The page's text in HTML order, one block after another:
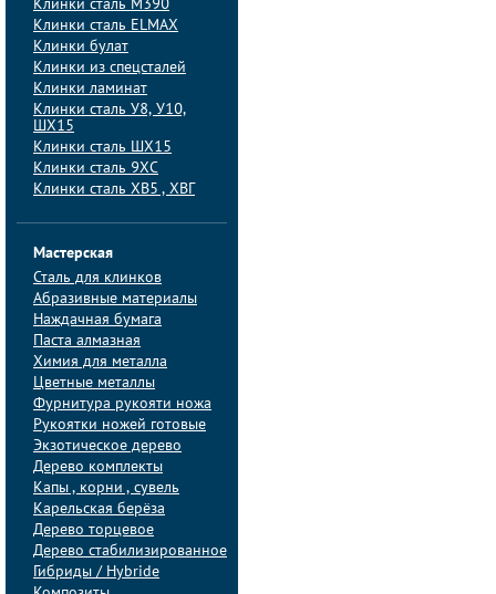
Клинки сталь M390
Клинки сталь ELMAX
Клинки булат
Клинки из спецсталей
Клинки ламинат
Клинки сталь У8, У10,
ШХ15
Клинки сталь ШХ15
Клинки сталь 9ХС
Клинки сталь ХВ5 , ХВГ
Мастерская
Сталь для клинков
Абразивные материалы
Наждачная бумага
Паста алмазная
Химия для металла
Цветные металлы
Фурнитура рукояти ножа
Рукоятки ножей готовые
Экзотическое дерево
Дерево комплекты
Капы , корни , сувель
Карельская берёза
Дерево торцевое
Дерево стабилизированное
Гибриды / Hybride